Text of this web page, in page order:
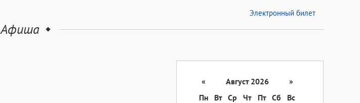
Электронный билет
Афиша
« Август 2026
»
Пн
Вт Ср Чт Пт Сб
Вс